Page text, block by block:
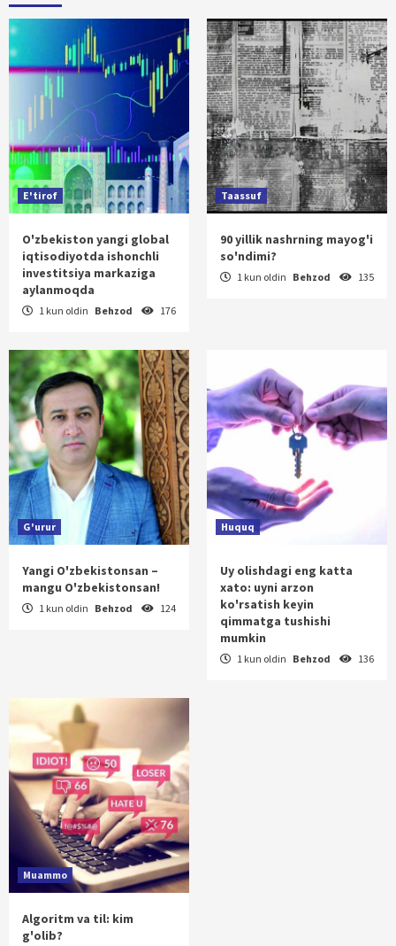
E'tirof
O'zbekiston yangi global
iqtisodiyotda ishonchli
investitsiya markaziga
aylanmoqda
1 kun oldin Behzod 176
Taassuf
90 yillik nashrning mayog'i
so'ndimi?
1 kun oldin Behzod 135
G'urur
Yangi O'zbekistonsan –
mangu O'zbekistonsan!
1 kun oldin Behzod 124
Huquq
Uy olishdagi eng katta
xato: uyni arzon
ko'rsatish keyin
qimmatga tushishi
mumkin
1 kun oldin Behzod 136
Muammo
Algoritm va til: kim
g'olib?